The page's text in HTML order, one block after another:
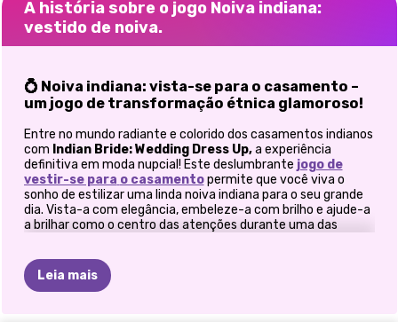
A história sobre o jogo Noiva indiana:
vestido de noiva.
💍 Noiva indiana: vista-se para o casamento –
um jogo de transformação étnica glamoroso!
Entre no mundo radiante e colorido dos casamentos indianos
com Indian Bride: Wedding Dress Up,a experiência
definitiva em moda nupcial! Este deslumbrante jogo de
vestir-se para o casamentopermite que você viva o
sonho de estilizar uma linda noiva indiana para o seu grande
dia. Vista-a com elegância, embeleze-a com brilho e ajude-a
a brilhar como o centro das atenções durante uma das
👰 Vista a noiva na tradição real
Leia mais